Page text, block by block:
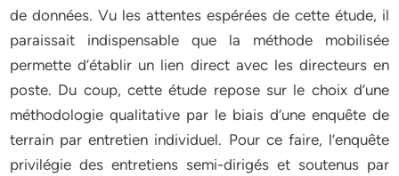
de données. Vu les attentes espérées de cette étude, il
paraissait indispensable que la méthode mobilisée
permette d’établir un lien direct avec les directeurs en
poste. Du coup, cette étude repose sur le choix d’une
méthodologie qualitative par le biais d’une enquête de
terrain par entretien individuel. Pour ce faire, l’enquête
privilégie des entretiens semi-dirigés et soutenus par